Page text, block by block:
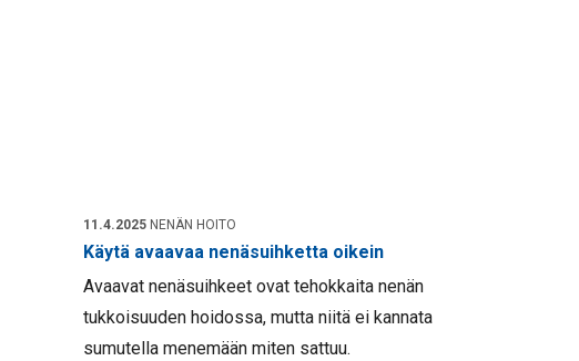
11.4.2025 NENÄN HOITO
Käytä avaavaa nenäsuihketta oikein
Avaavat nenäsuihkeet ovat tehokkaita nenän
tukkoisuuden hoidossa, mutta niitä ei kannata
sumutella menemään miten sattuu.